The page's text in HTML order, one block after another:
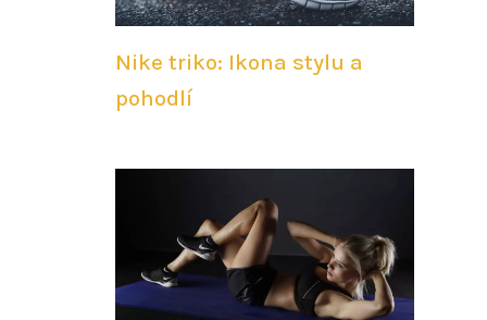
Nike triko: Ikona stylu a
pohodlí